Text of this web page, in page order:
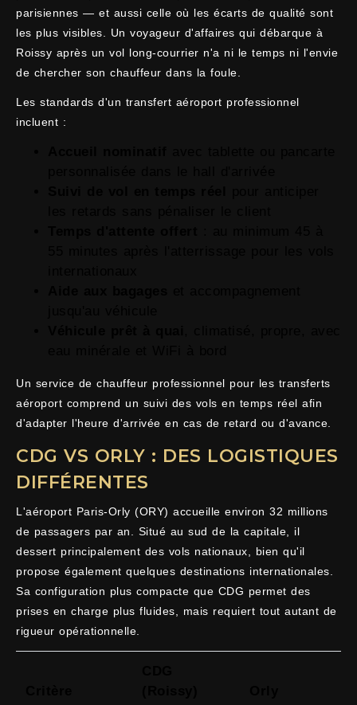
parisiennes — et aussi celle où les écarts de qualité sont
les plus visibles. Un voyageur d'affaires qui débarque à
Roissy après un vol long-courrier n'a ni le temps ni l'envie
de chercher son chauffeur dans la foule.
Les standards d'un transfert aéroport professionnel
incluent :
Un service de chauffeur professionnel pour les transferts
aéroport comprend un suivi des vols en temps réel afin
d'adapter l'heure d'arrivée en cas de retard ou d'avance.
CDG VS ORLY : DES LOGISTIQUES
DIFFÉRENTES
L'aéroport Paris-Orly (ORY) accueille environ 32 millions
de passagers par an. Situé au sud de la capitale, il
dessert principalement des vols nationaux, bien qu'il
propose également quelques destinations internationales.
Sa configuration plus compacte que CDG permet des
prises en charge plus fluides, mais requiert tout autant de
rigueur opérationnelle.